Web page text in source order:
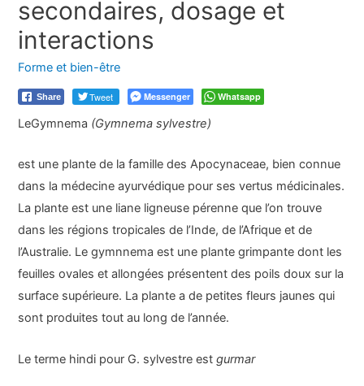
secondaires, dosage et
interactions
Forme et bien-être
Share Tweet Messenger Whatsapp
LeGymnema (Gymnema sylvestre)
est une plante de la famille des Apocynaceae, bien connue
dans la médecine ayurvédique pour ses vertus médicinales.
La plante est une liane ligneuse pérenne que l’on trouve
dans les régions tropicales de l’Inde, de l’Afrique et de
l’Australie. Le gymnnema est une plante grimpante dont les
feuilles ovales et allongées présentent des poils doux sur la
surface supérieure. La plante a de petites fleurs jaunes qui
sont produites tout au long de l’année.
Le terme hindi pour G. sylvestre estgurmar